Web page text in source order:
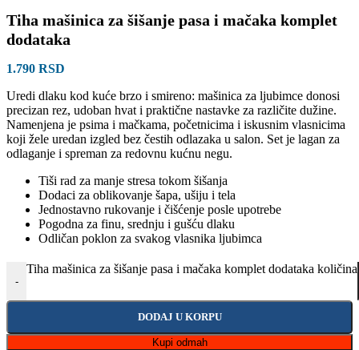
Tiha mašinica za šišanje pasa i mačaka komplet
dodataka
1.790 RSD
Uredi dlaku kod kuće brzo i smireno: mašinica za ljubimce donosi
precizan rez, udoban hvat i praktične nastavke za različite dužine.
Namenjena je psima i mačkama, početnicima i iskusnim vlasnicima
koji žele uredan izgled bez čestih odlazaka u salon. Set je lagan za
odlaganje i spreman za redovnu kućnu negu.
Tiši rad za manje stresa tokom šišanja
Dodaci za oblikovanje šapa, ušiju i tela
Jednostavno rukovanje i čišćenje posle upotrebe
Pogodna za finu, srednju i gušću dlaku
Odličan poklon za svakog vlasnika ljubimca
-
Tiha mašinica za šišanje pasa i mačaka komplet dodataka količina
DODAJ U KORPU
Kupi odmah